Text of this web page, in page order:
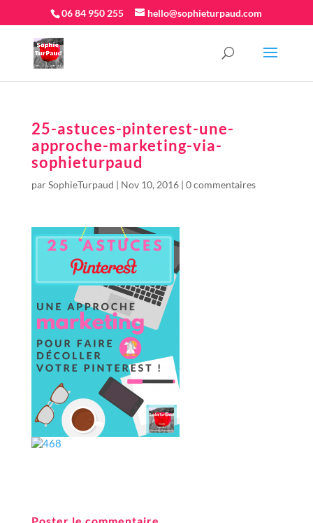
06 84 950 255 hello@sophieturpaud.com
25-astuces-pinterest-une-
approche-marketing-via-
sophieturpaud
parSophieTurpaud | Nov 10, 2016| 0 commentaires